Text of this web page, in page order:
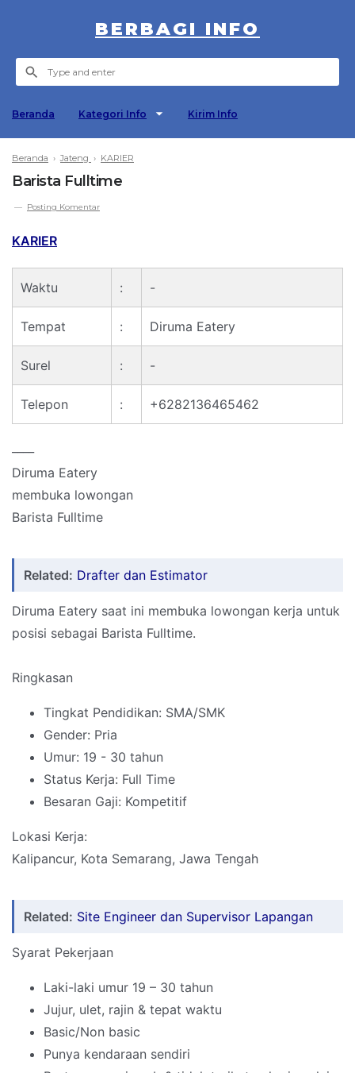
BERBAGI INFO
Beranda Kategori Info Kirim Info
Beranda ›Jateng › KARIER
Barista Fulltime
Posting Komentar
KARIER
Waktu : -
Tempat : Diruma Eatery
Surel : -
Telepon : +6282136465462
Diruma Eatery
membuka lowongan
Barista Fulltime
Related: Drafter dan Estimator
Diruma Eatery saat ini membuka lowongan kerja untuk
posisi sebagai Barista Fulltime.
Ringkasan
Tingkat Pendidikan: SMA/SMK
Gender: Pria
Umur: 19 - 30 tahun
Status Kerja: Full Time
Besaran Gaji: Kompetitif
Lokasi Kerja:
Kalipancur, Kota Semarang, Jawa Tengah
Related: Site Engineer dan Supervisor Lapangan
Syarat Pekerjaan
Laki-laki umur 19 – 30 tahun
Jujur, ulet, rajin & tepat waktu
Basic/Non basic
Punya kendaraan sendiri